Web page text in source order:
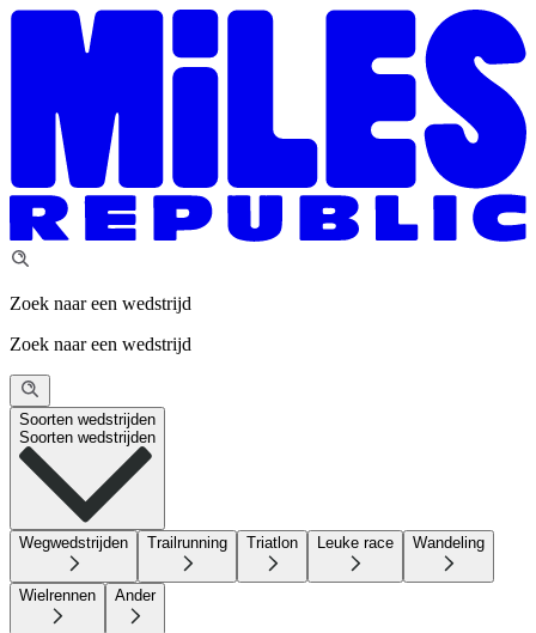
Zoek naar een wedstrijd
Zoek naar een wedstrijd
Soorten wedstrijden
Soorten wedstrijden
Wegwedstrijden Trailrunning Triatlon Leuke race Wandeling
Wielrennen Ander